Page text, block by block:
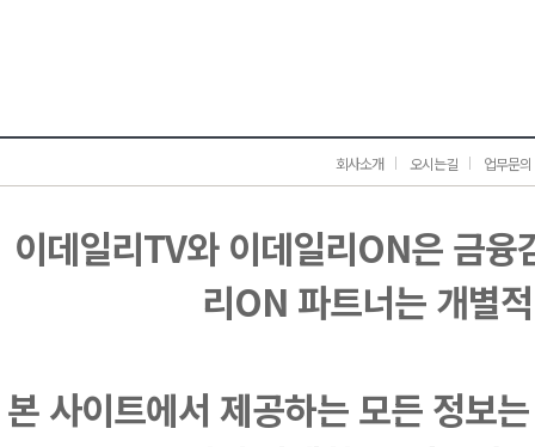
회사소개 오시는길 업무문의
이데일리TV와 이데일리ON은 금
리ON 파트너는 개별
본 사이트에서 제공하는 모든 정보